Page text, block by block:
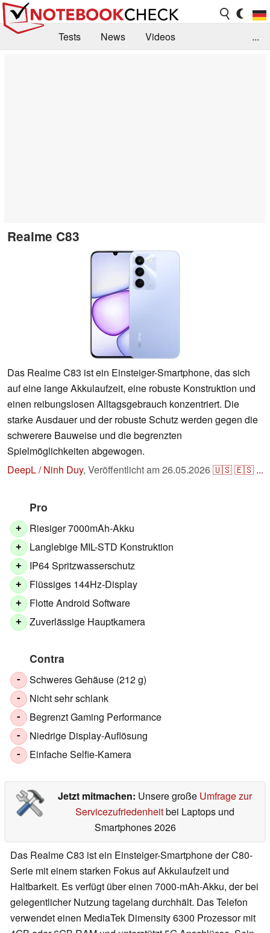
Tests News
Videos
...
Realme C83
Das Realme C83 ist ein Einsteiger-Smartphone, das sich
auf eine lange Akkulaufzeit, eine robuste Konstruktion und
einen reibungslosen Alltagsgebrauch konzentriert. Die
starke Ausdauer und der robuste Schutz werden gegen die
schwerere Bauweise und die begrenzten
Spielmöglichkeiten abgewogen.
DeepL / Ninh Duy, Veröffentlicht am26.05.2026🇺🇸🇪🇸 ...
Pro
+ Riesiger 7000mAh-Akku
+ Langlebige MIL-STD Konstruktion
+ IP64 Spritzwasserschutz
+ Flüssiges 144Hz-Display
+ Flotte Android Software
+ Zuverlässige Hauptkamera
Contra
- Schweres Gehäuse (212 g)
- Nicht sehr schlank
- Begrenzt Gaming Performance
- Niedrige Display-Auflösung
- Einfache Selfie-Kamera
Jetzt mitmachen: Unsere große Umfrage zur
Servicezufriedenheitbei Laptops und
Smartphones 2026
Das Realme C83 ist ein Einsteiger-Smartphone der C80-
Serie mit einem starken Fokus auf Akkulaufzeit und
Haltbarkeit. Es verfügt über einen 7000-mAh-Akku, der bei
gelegentlicher Nutzung tagelang durchhält. Das Telefon
verwendet einen MediaTek Dimensity 6300 Prozessor mit